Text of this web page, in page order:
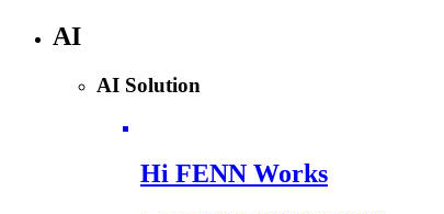
AI
AI Solution
Hi FENN Works